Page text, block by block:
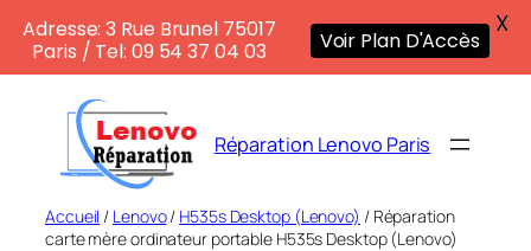
contenu
Réparation Lenovo Paris
Accueil / Lenovo/ H535s Desktop (Lenovo) / Réparation
carte mère ordinateur portable H535s Desktop (Lenovo)
Adresse: 3 Rue Brunel 75017
Paris / Tel: 09 54 37 04 03
Voir Plan D'Accès
X